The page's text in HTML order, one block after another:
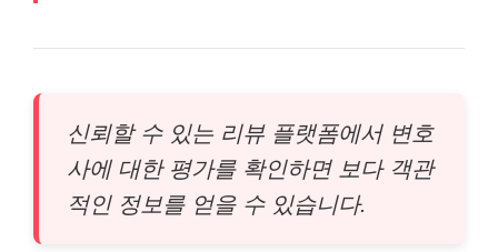
신뢰할 수 있는 리뷰 플랫폼에서 변호
사에 대한 평가를 확인하면 보다 객관
적인 정보를 얻을 수 있습니다.